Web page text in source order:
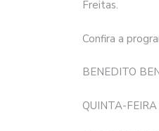
Freitas.
Confira a
BENEDITO
QUINTA-